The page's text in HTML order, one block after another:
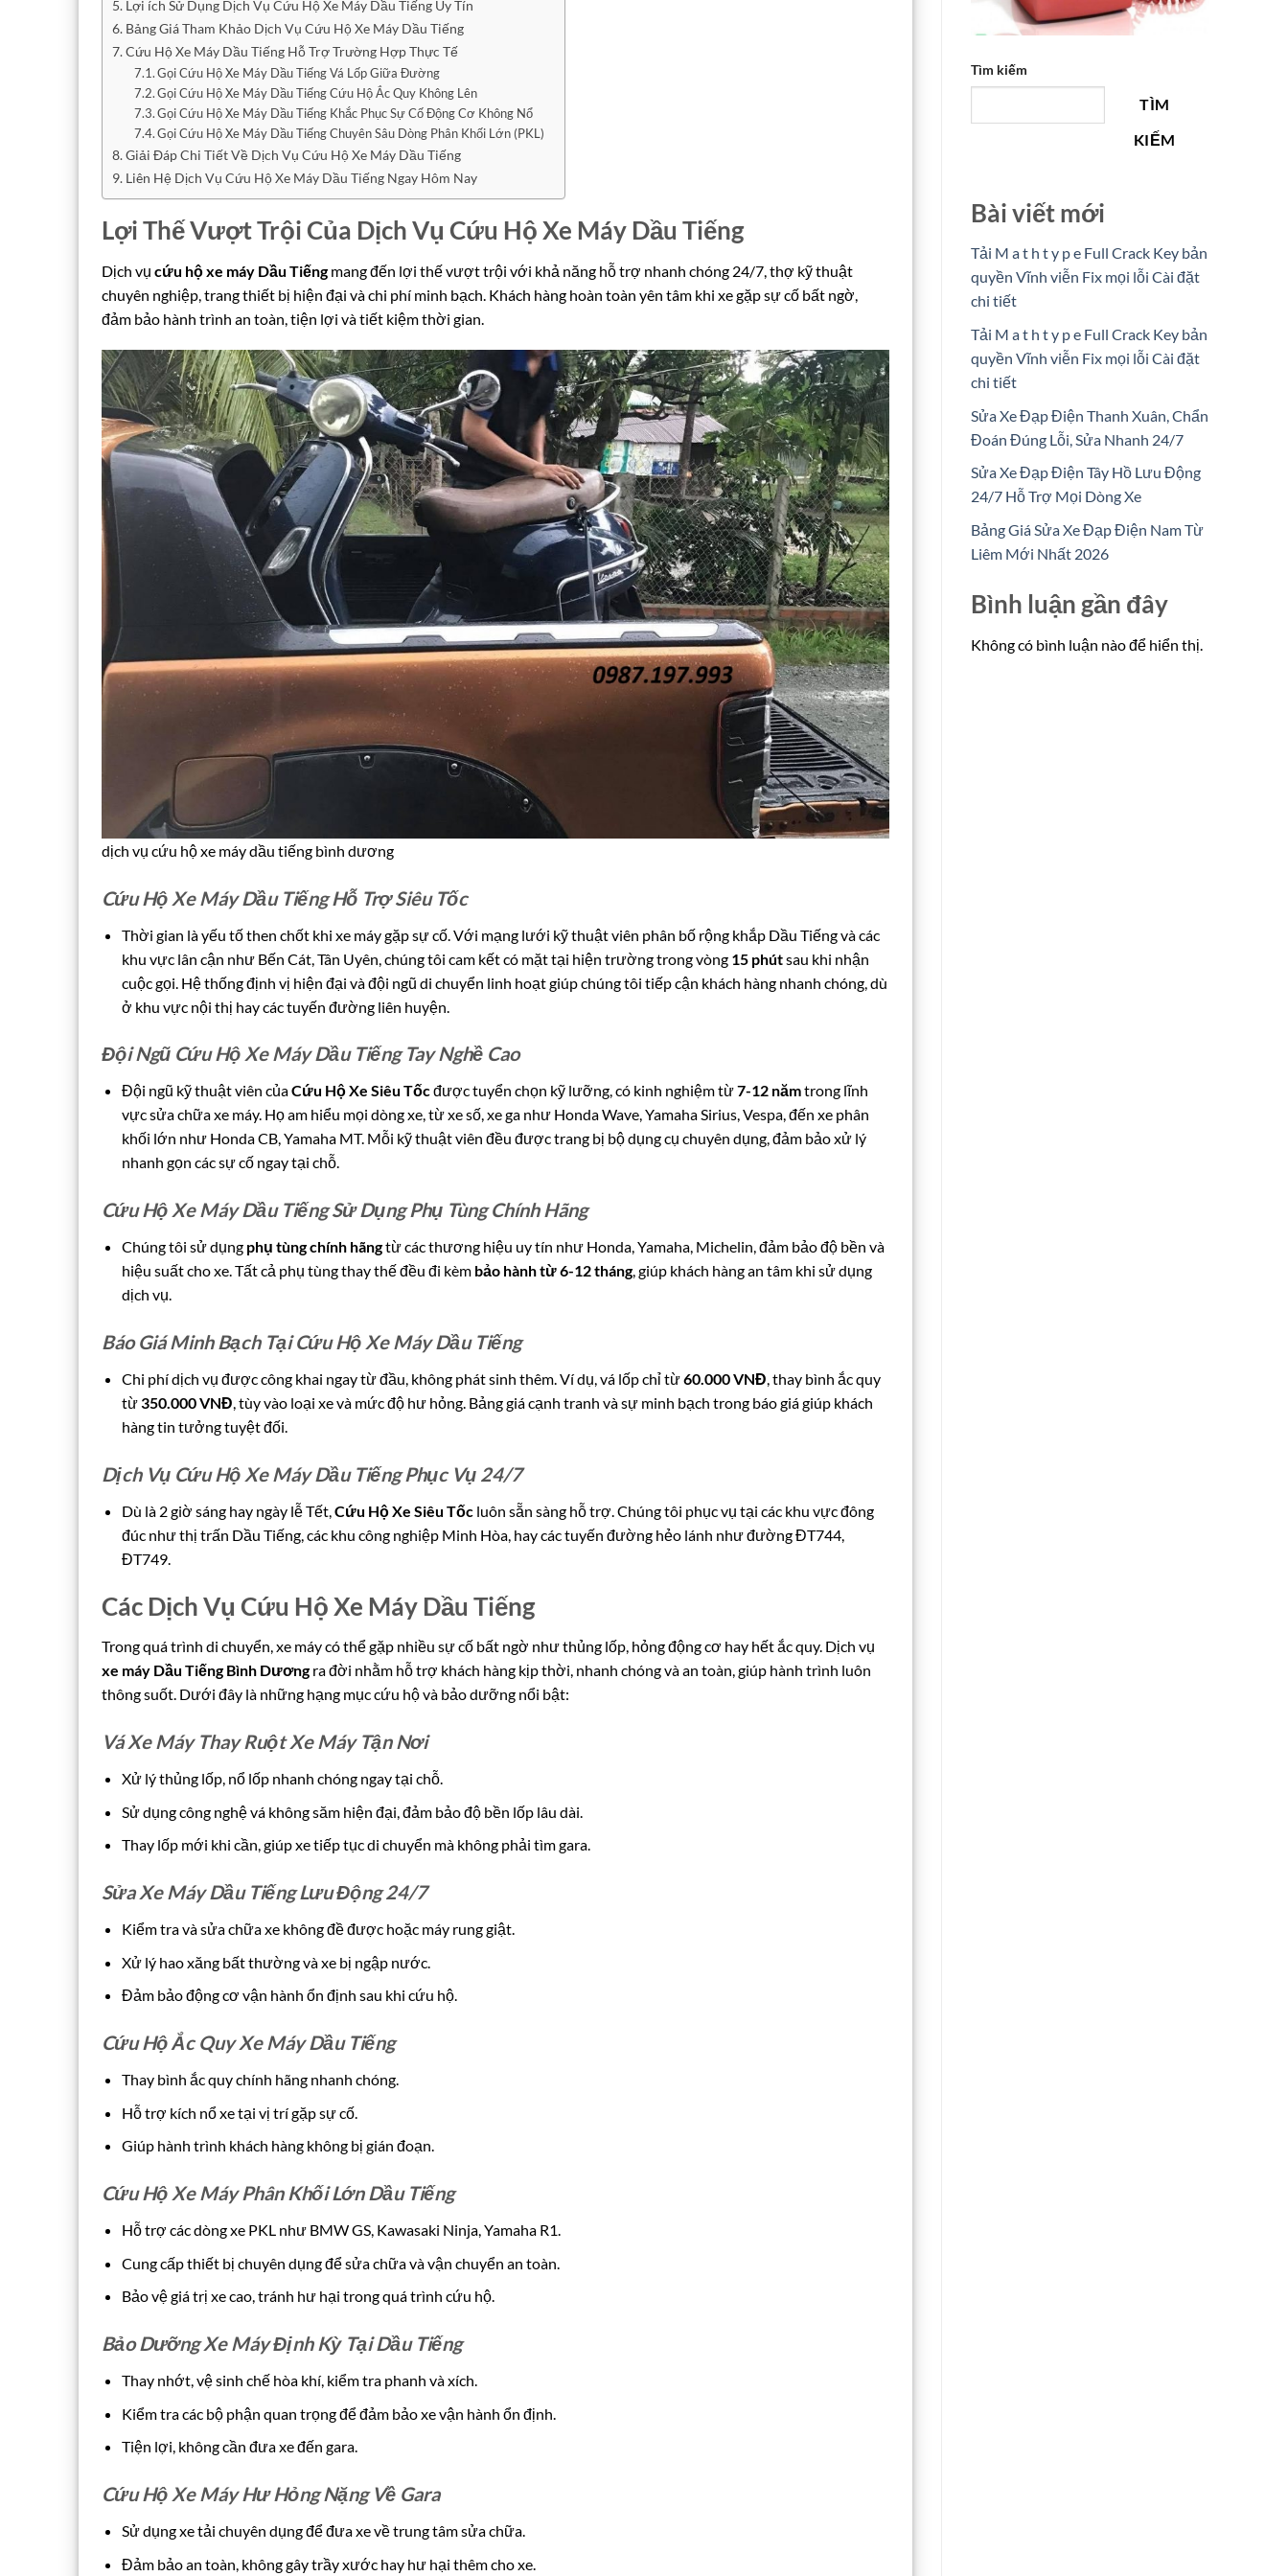
Lợi ích Sử Dụng Dịch Vụ Cứu Hộ Xe Máy Dầu Tiếng Uy Tín
Bảng Giá Tham Khảo Dịch Vụ Cứu Hộ Xe Máy Dầu Tiếng
Cứu Hộ Xe Máy Dầu Tiếng Hỗ Trợ Trường Hợp Thực Tế
Gọi Cứu Hộ Xe Máy Dầu Tiếng Vá Lốp Giữa Đường
Gọi Cứu Hộ Xe Máy Dầu Tiếng Cứu Hộ Ắc Quy Không Lên
Gọi Cứu Hộ Xe Máy Dầu Tiếng Khắc Phục Sự Cố Động Cơ Không Nổ
Gọi Cứu Hộ Xe Máy Dầu Tiếng Chuyên Sâu Dòng Phân Khối Lớn (PKL)
Giải Đáp Chi Tiết Về Dịch Vụ Cứu Hộ Xe Máy Dầu Tiếng
Liên Hệ Dịch Vụ Cứu Hộ Xe Máy Dầu Tiếng Ngay Hôm Nay
Lợi Thế Vượt Trội Của Dịch Vụ Cứu Hộ Xe Máy Dầu Tiếng
Dịch vụ cứu hộ xe máy Dầu Tiếngmang đến lợi thế vượt trội với khả năng hỗ trợ nhanh chóng 24/7, thợ kỹ thuật
chuyên nghiệp, trang thiết bị hiện đại và chi phí minh bạch. Khách hàng hoàn toàn yên tâm khi xe gặp sự cố bất ngờ,
đảm bảo hành trình an toàn, tiện lợi và tiết kiệm thời gian.
dịch vụ cứu hộ xe máy dầu tiếng bình dương
Cứu Hộ Xe Máy Dầu Tiếng Hỗ Trợ Siêu Tốc
Thời gian là yếu tố then chốt khi xe máy gặp sự cố. Với mạng lưới kỹ thuật viên phân bố rộng khắp Dầu Tiếng và các
khu vực lân cận như Bến Cát, Tân Uyên, chúng tôi cam kết có mặt tại hiện trường trong vòng 15 phútsau khi nhận
cuộc gọi. Hệ thống định vị hiện đại và đội ngũ di chuyển linh hoạt giúp chúng tôi tiếp cận khách hàng nhanh chóng, dù
ở khu vực nội thị hay các tuyến đường liên huyện.
Đội Ngũ Cứu Hộ Xe Máy Dầu Tiếng Tay Nghề Cao
Đội ngũ kỹ thuật viên củaCứu Hộ Xe Siêu Tốcđược tuyển chọn kỹ lưỡng, có kinh nghiệm từ7-12 nămtrong lĩnh
vực sửa chữa xe máy. Họ am hiểu mọi dòng xe, từ xe số, xe ga như Honda Wave, Yamaha Sirius, Vespa, đến xe phân
khối lớn như Honda CB, Yamaha MT. Mỗi kỹ thuật viên đều được trang bị bộ dụng cụ chuyên dụng, đảm bảo xử lý
nhanh gọn các sự cố ngay tại chỗ.
Cứu Hộ Xe Máy Dầu Tiếng Sử Dụng Phụ Tùng Chính Hãng
Chúng tôi sử dụng phụ tùng chính hãngtừ các thương hiệu uy tín như Honda, Yamaha, Michelin, đảm bảo độ bền và
hiệu suất cho xe. Tất cả phụ tùng thay thế đều đi kèm bảo hành từ 6-12 tháng, giúp khách hàng an tâm khi sử dụng
dịch vụ.
Báo Giá Minh Bạch TạiCứu Hộ Xe Máy Dầu Tiếng
Chi phí dịch vụ được công khai ngay từ đầu, không phát sinh thêm. Ví dụ, vá lốp chỉ từ60.000 VNĐ, thay bình ắc quy
từ350.000 VNĐ, tùy vào loại xe và mức độ hư hỏng. Bảng giá cạnh tranh và sự minh bạch trong báo giá giúp khách
hàng tin tưởng tuyệt đối.
Dịch Vụ Cứu Hộ Xe Máy Dầu Tiếng Phục Vụ 24/7
Dù là 2 giờ sáng hay ngày lễ Tết, Cứu Hộ Xe Siêu Tốcluôn sẵn sàng hỗ trợ. Chúng tôi phục vụ tại các khu vực đông
đúc như thị trấn Dầu Tiếng, các khu công nghiệp Minh Hòa, hay các tuyến đường hẻo lánh như đường ĐT744,
ĐT749.
Các Dịch Vụ Cứu Hộ Xe Máy Dầu Tiếng
Trong quá trình di chuyển, xe máy có thể gặp nhiều sự cố bất ngờ như thủng lốp, hỏng động cơ hay hết ắc quy. Dịch vụ
xe máy Dầu Tiếng Bình Dươngra đời nhằm hỗ trợ khách hàng kịp thời, nhanh chóng và an toàn, giúp hành trình luôn
thông suốt. Dưới đây là những hạng mục cứu hộ và bảo dưỡng nổi bật:
Vá Xe Máy Thay Ruột Xe Máy Tận Nơi
Xử lý thủng lốp, nổ lốp nhanh chóng ngay tại chỗ.
Sử dụng công nghệ vá không săm hiện đại, đảm bảo độ bền lốp lâu dài.
Thay lốp mới khi cần, giúp xe tiếp tục di chuyển mà không phải tìm gara.
Sửa Xe Máy Dầu Tiếng Lưu Động 24/7
Kiểm tra và sửa chữa xe không đề được hoặc máy rung giật.
Xử lý hao xăng bất thường và xe bị ngập nước.
Đảm bảo động cơ vận hành ổn định sau khi cứu hộ.
Cứu Hộ Ắc Quy Xe Máy Dầu Tiếng
Thay bình ắc quy chính hãng nhanh chóng.
Hỗ trợ kích nổ xe tại vị trí gặp sự cố.
Giúp hành trình khách hàng không bị gián đoạn.
Cứu Hộ Xe Máy Phân Khối Lớn Dầu Tiếng
Hỗ trợ các dòng xe PKL như BMW GS, Kawasaki Ninja, Yamaha R1.
Cung cấp thiết bị chuyên dụng để sửa chữa và vận chuyển an toàn.
Bảo vệ giá trị xe cao, tránh hư hại trong quá trình cứu hộ.
Bảo Dưỡng Xe Máy Định Kỳ Tại Dầu Tiếng
Thay nhớt, vệ sinh chế hòa khí, kiểm tra phanh và xích.
Kiểm tra các bộ phận quan trọng để đảm bảo xe vận hành ổn định.
Tiện lợi, không cần đưa xe đến gara.
Cứu Hộ Xe Máy Hư Hỏng Nặng Về Gara
Sử dụng xe tải chuyên dụng để đưa xe về trung tâm sửa chữa.
Đảm bảo an toàn, không gây trầy xước hay hư hại thêm cho xe.
Tìm kiếm
TÌM
KIẾM
Bài viết mới
Tải M a t h t y p e Full Crack Key bản
quyền Vĩnh viễn Fix mọi lỗi Cài đặt
chi tiết
Tải M a t h t y p e Full Crack Key bản
quyền Vĩnh viễn Fix mọi lỗi Cài đặt
chi tiết
Sửa Xe Đạp Điện Thanh Xuân, Chẩn
Đoán Đúng Lỗi, Sửa Nhanh 24/7
Sửa Xe Đạp Điện Tây Hồ Lưu Động
24/7 Hỗ Trợ Mọi Dòng Xe
Bảng Giá Sửa Xe Đạp Điện Nam Từ
Liêm Mới Nhất 2026
Bình luận gần đây
Không có bình luận nào để hiển thị.